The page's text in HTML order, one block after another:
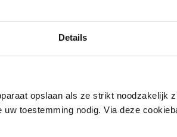
Details
opslaan als ze strikt noodzakelijk
toestemming nodig. Via deze
iets vergeten ?